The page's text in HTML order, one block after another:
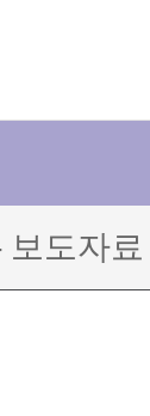
보도자료